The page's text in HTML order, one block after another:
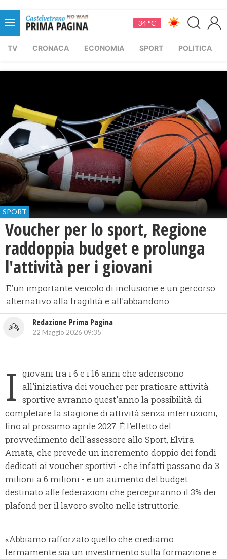
34 °C
TV CRONACA ECONOMIA SPORT POLITICA
SPORT
Voucher per lo sport, Regione
raddoppia budget e prolunga
l'attività per i giovani
E'un importante veicolo di inclusione e un percorso
alternativo alla fragilità e all'abbandono
Redazione Prima Pagina
22 Maggio 2026 09:35
I giovani tra i 6 e i 16 anni che aderiscono
all'iniziativa dei voucher per praticare attività
sportive avranno quest'anno la possibilità di
completare la stagione di attività senza interruzioni,
fino al prossimo aprile 2027. È l'effetto del
provvedimento dell'assessore allo Sport, Elvira
Amata, che prevede un incremento doppio dei fondi
dedicati ai voucher sportivi - che infatti passano da 3
milioni a 6 milioni - e un aumento del budget
destinato alle federazioni che percepiranno il 3% dei
plafond per il lavoro svolto nelle istruttorie.
«Abbiamo rafforzato quello che crediamo
fermamente sia un investimento sulla formazione e